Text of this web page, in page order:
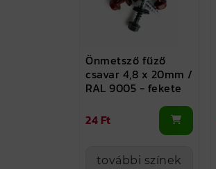
Önmetsző fűző
csavar 4,8 x 20mm /
RAL 9005 - fekete
24 Ft
további színek